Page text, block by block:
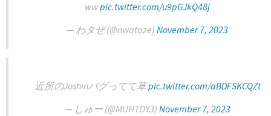
wwpic.twitter.com/u9pGJkQ48j
— わタぜ (@nwataze) November 7, 2023
近所のJoshinバグってて草pic.twitter.com/aBDFSKCQZt
— しゅー (@MUHTOY3) November 7, 2023